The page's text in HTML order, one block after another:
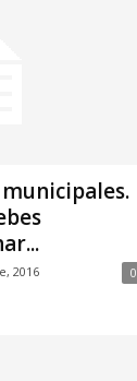
2016 0